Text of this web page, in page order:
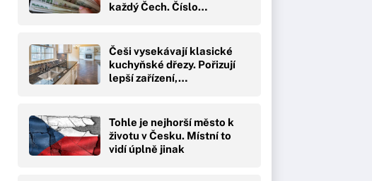
každý Čech. Číslo…
Češi vysekávají klasické
kuchyňské dřezy. Pořizují
lepší zařízení,…
Tohle je nejhorší město k
životu v Česku. Místní to
vidí úplně jinak